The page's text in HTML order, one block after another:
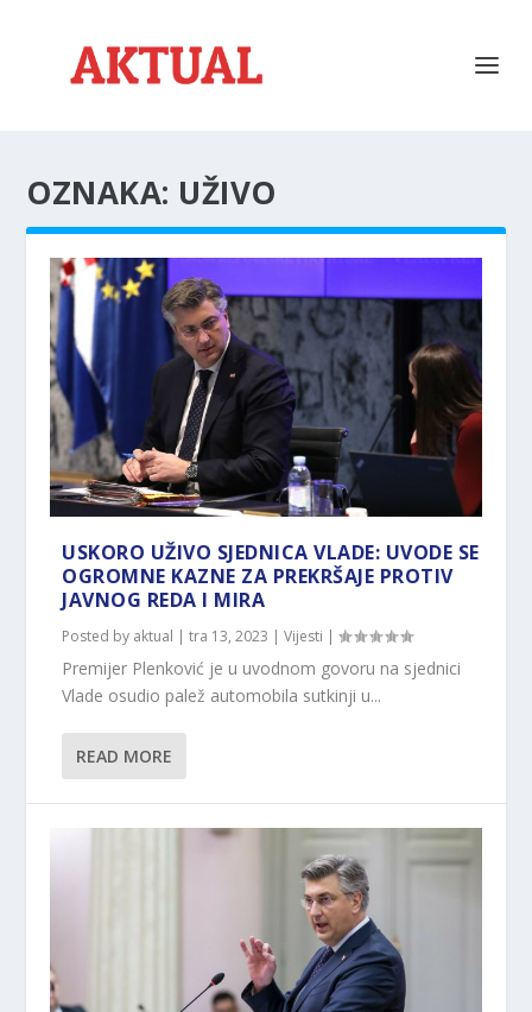
OZNAKA: UŽIVO
USKORO UŽIVO SJEDNICA VLADE: UVODE SE
OGROMNE KAZNE ZA PREKRŠAJE PROTIV
JAVNOG REDA I MIRA
Posted by aktual |tra 13, 2023 |Vijesti |
Premijer Plenković je u uvodnom govoru na sjednici
Vlade osudio palež automobila sutkinji u...
READ MORE